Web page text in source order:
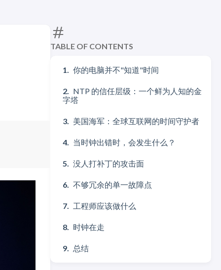
TABLE OF CONTENTS
你的电脑并不"知道"时间
NTP 的信任层级：一个鲜为人知的金
字塔
美国海军：全球互联网的时间守护者
当时钟出错时，会发生什么？
没人打补丁的攻击面
不够冗余的单一故障点
工程师应该做什么
时钟在走
总结